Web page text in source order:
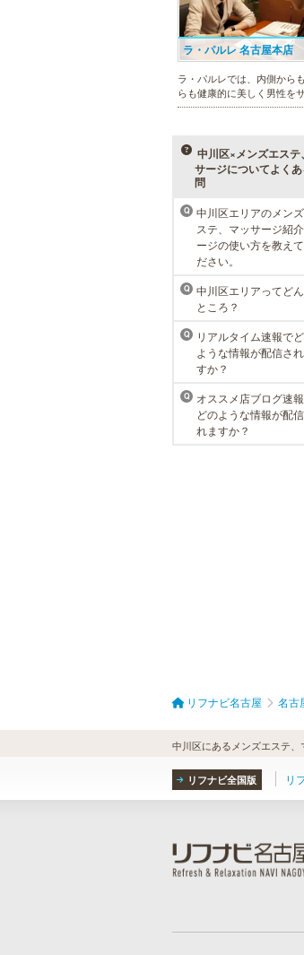
ラ・パルレ 名古屋本店
ラ・パルレでは、内側から
らも健康的に美しく男性を
ト。脱メタボリックやダイ
メニューをご用意。お得な
スも多数！
メンズリゼクリニック 名
栄院
東京メンズリゼクリニックの
毛が全国で受けられます。多
性患者様にご支持頂き、新宿
ら始まったメンズリゼクリ
が、現在では提携院含め全国
展開するクリニックになりま
中川区×メンズエステ
サージについてよく
問
Q
中川区エリアのメン
ステ、マッサージ紹
ージの使い方を教えて
ださい。
Q
中川区エリアってど
ところ？
Q
リアルタイム速報で
ような情報が配信さ
すか？
Q
オススメ店ブログ速
どのような情報が配
れますか？
リフナビ名古屋 名古
中川区にあるメンズエステ
リフナビ全国版 リ